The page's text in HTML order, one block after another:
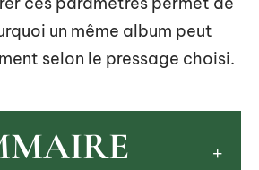
un même album peut
selon le pressage choisi.